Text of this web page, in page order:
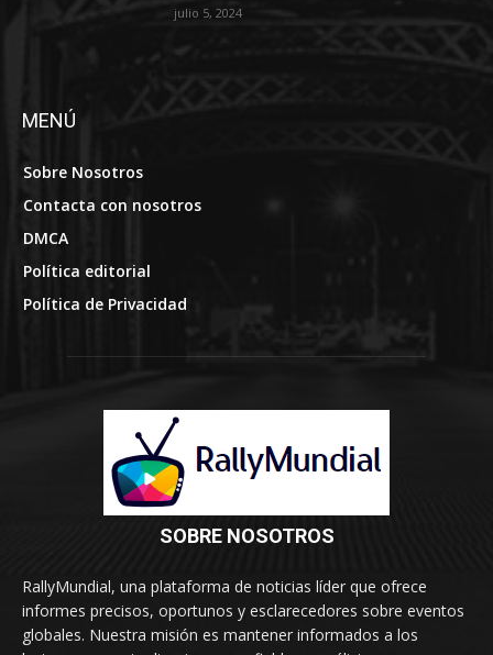
julio 5, 2024
MENÚ
Sobre Nosotros
Contacta con nosotros
DMCA
Política editorial
Política de Privacidad
SOBRE NOSOTROS
RallyMundial, una plataforma de noticias líder que ofrece
informes precisos, oportunos y esclarecedores sobre eventos
globales. Nuestra misión es mantener informados a los